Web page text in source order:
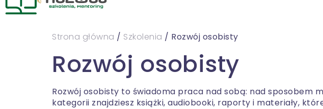
Strona główna / Szkolenia / Rozwój osobisty
Rozwój osobisty
Rozwój osobisty to świadoma praca nad sobą: nad sposobem
kategorii znajdziesz książki, audiobooki, raporty i materiały,